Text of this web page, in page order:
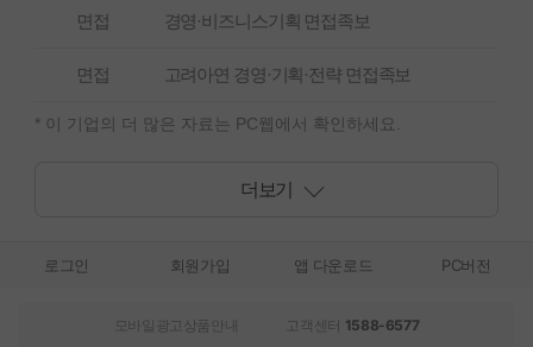
면접 경영·비즈니스기획 면접족보
면접 고려아연 경영·기획·전략 면접족보
* 이 기업의 더 많은 자료는 PC웹에서 확인하세요.
더보기
로그인 회원가입 앱 다운로드 PC버전
모바일광고상품안내 고객센터 1588-6577